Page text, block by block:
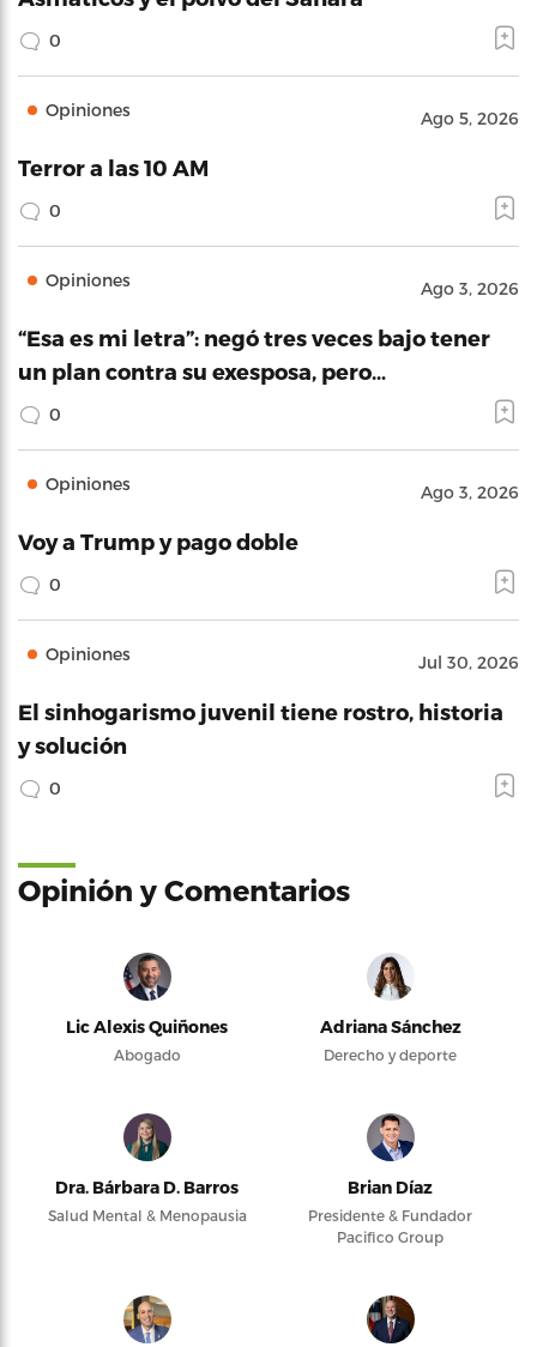
0
Opiniones Ago 5, 2026
Terror a las 10 AM
0
Opiniones Ago 3, 2026
“Esa es mi letra”: negó tres veces bajo tener
un plan contra su exesposa, pero…
0
Opiniones Ago 3, 2026
Voy a Trump y pago doble
0
Opiniones Jul 30, 2026
El sinhogarismo juvenil tiene rostro, historia
y solución
0
Opinión y Comentarios
Lic Alexis Quiñones
Abogado
Adriana Sánchez
Derecho y deporte
Dra. Bárbara D. Barros
Salud Mental & Menopausia
Brian Díaz
Presidente & Fundador
Pacifico Group